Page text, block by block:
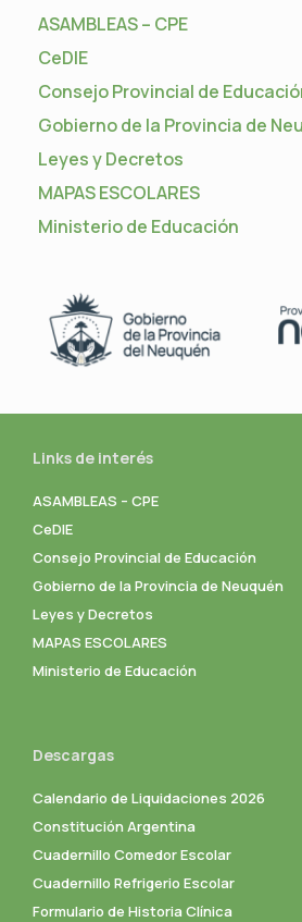
ASAMBLEAS – CPE
CeDIE
Consejo Provincial de
Gobierno de la Provincia de
Leyes y Decretos
MAPAS ESCOLARES
Ministerio de Educación
Links de interés
ASAMBLEAS – CPE
CeDIE
Consejo Provincial de Educación
Gobierno de la Provincia de Neuquén
Leyes y Decretos
MAPAS ESCOLARES
Ministerio de Educación
Descargas
Calendario de Liquidaciones 2026
Constitución Argentina
Cuadernillo Comedor Escolar
Cuadernillo Refrigerio Escolar
Formulario de Historia Clínica